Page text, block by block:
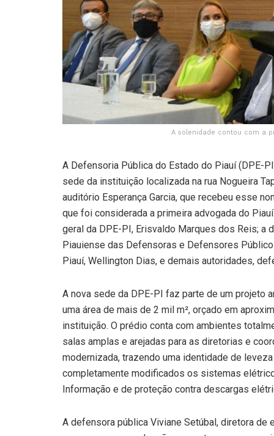
A solenidade contou com a
A Defensoria Pública do Estado do Piauí (DPE-
sede da instituição localizada na rua Nogueira
auditório Esperança Garcia, que recebeu esse
que foi considerada a primeira advogada do
geral da DPE-PI, Erisvaldo Marques dos Reis;
Piauiense das Defensoras e Defensores
Piauí, Wellington Dias, e demais autoridades,
A nova sede da DPE-PI faz parte de um projeto
uma área de mais de 2 mil m², orçado em
instituição. O prédio conta com ambientes
salas amplas e arejadas para as diretorias e
modernizada, trazendo uma identidade de
completamente modificados os sistemas
Informação e de proteção contra descargas
A defensora pública Viviane Setúbal, diretora